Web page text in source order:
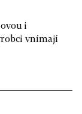
i
vnímají